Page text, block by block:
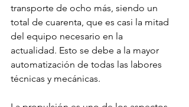
transporte de ocho más, siendo un
total de cuarenta, que es casi la mitad
del equipo necesario en la
actualidad. Esto se debe a la mayor
automatización de todas las labores
técnicas y mecánicas.